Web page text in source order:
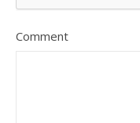
Comment